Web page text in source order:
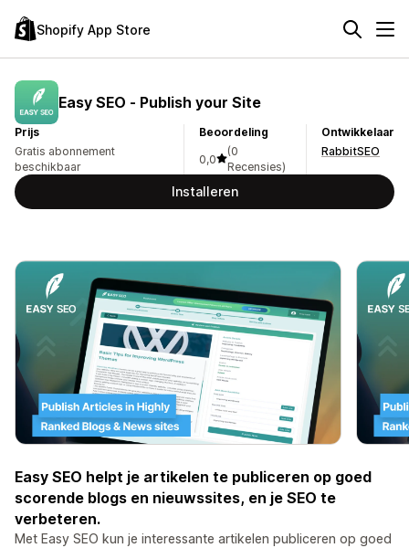
Shopify App Store
Easy SEO ‑ Publish your Site
Prijs
Gratis abonnement
beschikbaar
Beoordeling
0,0
(0
Recensies)
Ontwikkelaar
RabbitSEO
Installeren
Easy SEO helpt je artikelen te publiceren op goed
scorende blogs en nieuwssites, en je SEO te
verbeteren.
Met Easy SEO kun je interessante artikelen publiceren op goed